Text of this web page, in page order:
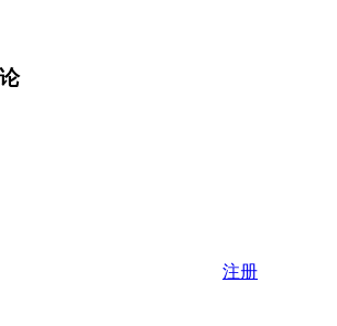
注册